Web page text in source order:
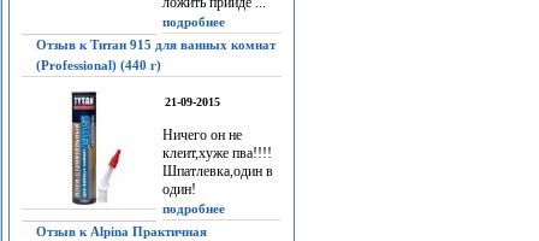
подробнее
Отзыв к Титан 915 для ванных комнат
(Professional) (440 г)
21-09-2015
Ничего он не
клеит,хуже пва!!!!
Шпатлевка,один в
один!
подробнее
Отзыв к Alpina Практичная